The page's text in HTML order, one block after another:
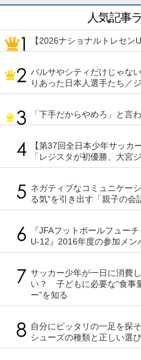
人気記事
【2026ナショナルトレセン
バルサやシティだけじゃな
りあった日本人選手たち／
「下手だからやめろ」と言
【第37回全日本少年サッカ
「レジスタが初優勝、大宮
ネガティブなコミュニケー
る気”を引き出す「親子の会
『JFAフットボールフュー
U-12』2016年度の参加メン
サッカー少年が一日に消費
い？ 子どもに必要な“食事
ー”を知る
自分にピッタリの一足を探
シューズの種類と正しい選